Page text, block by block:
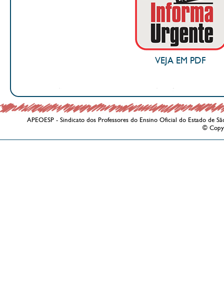
VEJA EM PDF
APEOESP - Sindicato dos Professores do Ensino Oficial do Estado de
©